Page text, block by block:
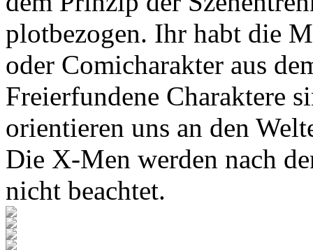
plotbezogen. Ihr habt die
oder Comicharakter aus
Freierfundene Charaktere
orientieren uns an den
Die X-Men werden nach
nicht beachtet.